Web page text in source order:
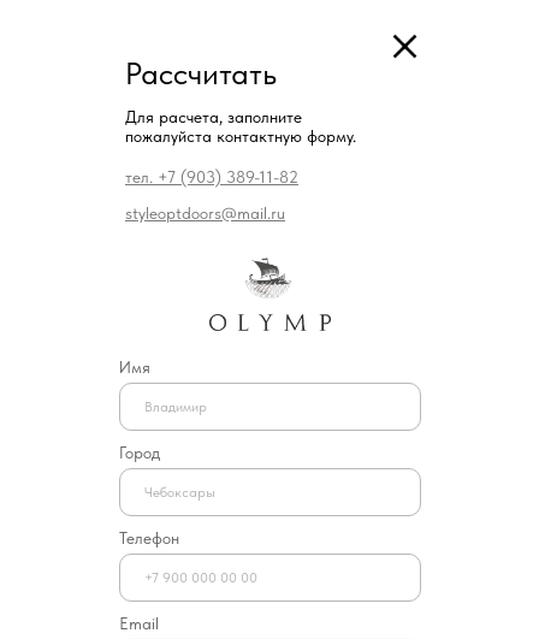
Рассчитать
Имя
Город
Телефон
Email
Для расчета, заполните
пожалуйста контактную форму.
тел. +7 (903) 389-11-82
styleoptdoors@mail.ru